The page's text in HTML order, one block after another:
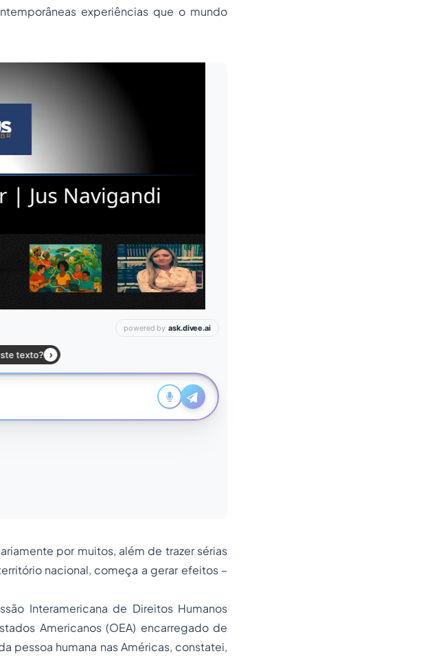
experiências que o mundo
por muitos, além de trazer sérias
nacional, começa a gerar efeitos –
Interamericana de Direitos Humanos
Americanos (OEA) encarregado de
pessoa humana nas Américas, constatei,